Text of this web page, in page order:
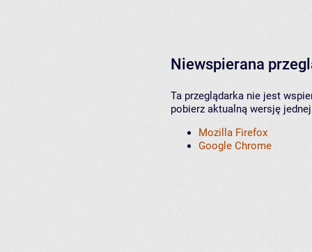
Niewspierana
Ta przeglądarka nie jest
pobierz aktualną wersję
Mozilla Firefox
Google Chrome